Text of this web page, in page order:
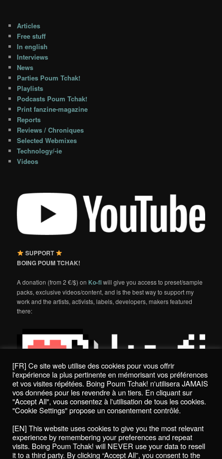
Articles
Free stuff
In english
Interviews
News
Parties Poum Tchak!
Playlists
Podcasts Poum Tchak!
Print fanzine-magazine
Reports
Reviews / Chroniques
Selected Webmixes
Technology/-ie
Videos
SUPPORT
BOING POUM TCHAK!
A donation (from 2 €/$) on Ko-fiwill give you access to preset/sample
packs, exclusive videos/content, and is the best way to support my
work and the artists, activists, labels, developers, makers featured
there:
Politique de confidentialité / Privacy Policy
Boing Poum Tchak! - 2022
[FR] Ce site web utilise des cookies pour vous offrir
l'expérience la plus pertinente en mémorisant vos préférences
et vos visites répétées. Boing Poum Tchak! n'utilisera JAMAIS
vos données pour les revendre à un tiers. En cliquant sur
"Accept All", vous consentez à l'utilisation de tous les cookies.
"Cookie Settings" propose un consentement contrôlé.
[EN] This website uses cookies to give you the most relevant
experience by remembering your preferences and repeat
visits. Boing Poum Tchak! will NEVER use your data to resell
it to a third party. By clicking “Accept All”, you consent to the